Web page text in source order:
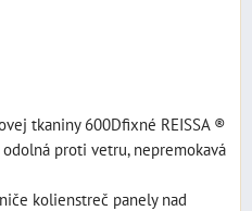
tkaniny 600Dfixné REISSA ®
proti vetru, nepremokavá
kolienstreč panely nad